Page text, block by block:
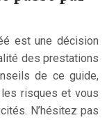
est une décision
des prestations
de ce guide,
risques et vous
N’hésitez pas